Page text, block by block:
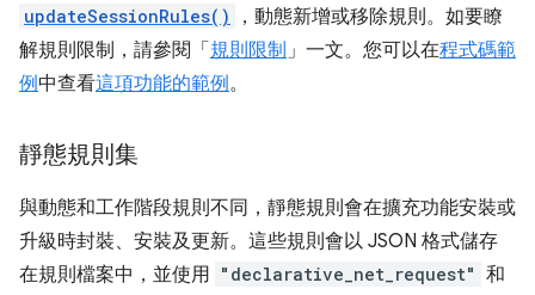
updateSessionRules()
，動態新增或移除規則。如要瞭
解規則限制，請參閱「 規則限制 」一文。您可以在程式碼範
例中查看這項功能的範例。
靜態規則集
與動態和工作階段規則不同，靜態規則會在擴充功能安裝或
升級時封裝、安裝及更新。這些規則會以 JSON 格式儲存
在規則檔案中，並使用 "declarative_net_request" 和